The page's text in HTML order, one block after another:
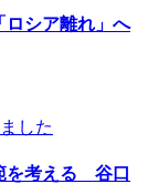
シア離れ」へ
した
を考える 谷口